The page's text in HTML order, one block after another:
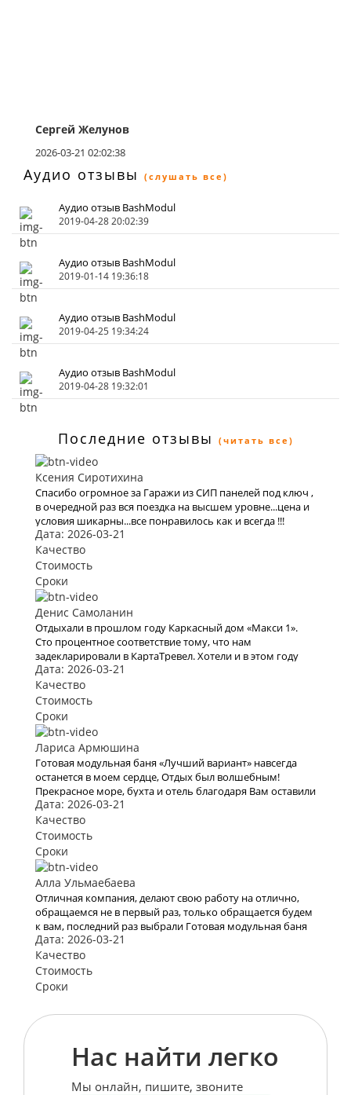
Сергей Желунов
2026-03-21 02:02:38
Аудио отзывы (слушать все)
Аудио отзыв BashModul
2019-04-28 20:02:39
Аудио отзыв BashModul
2019-01-14 19:36:18
Аудио отзыв BashModul
2019-04-25 19:34:24
Аудио отзыв BashModul
2019-04-28 19:32:01
Последние отзывы (читать все)
Ксения Сиротихина
Спасибо огромное за Гаражи из СИП панелей под ключ ,
в очередной раз вся поездка на высшем уровне...цена и
условия шикарны...все понравилось как и всегда !!!
Дата: 2026-03-21
Качество
Стоимость
Сроки
Денис Самоланин
Отдыхали в прошлом году Каркасный дом «Макси 1».
Сто процентное соответствие тому, что нам
задекларировали в КартаТревел. Хотели и в этом году
воспользоваться их услугами, но видимо эта пандемия
все испортит.
Дата: 2026-03-21
Качество
Стоимость
Сроки
Лариса Армюшина
Готовая модульная баня «Лучший вариант» навсегда
останется в моем сердце, Отдых был волшебным!
Прекрасное море, бухта и отель благодаря Вам оставили
яркое впечатление и бурю эмоций. В это место хочется
возвращаться Снова и снова. Спасибо Вам за Вашу
работу. Мы с мужем рады, что обратились к Вам. Теперь
с Вами отдых для нас больше не проблема
Дата: 2026-03-21
Качество
Стоимость
Сроки
Алла Ульмаебаева
Отличная компания, делают свою работу на отлично,
обращаемся не в первый раз, только обращается будем
к вам, последний раз выбрали Готовая модульная баня
«Лучший вариант»
Дата: 2026-03-21
Качество
Стоимость
Сроки
Нас найти легко
Мы онлайн, пишите, звоните